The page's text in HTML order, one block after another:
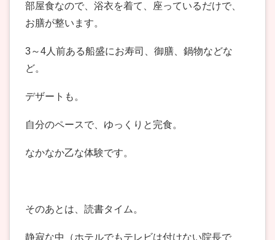
部屋食なので、浴衣を着て、座っているだけで、
お膳が整います。
3～4人前ある船盛にお寿司、御膳、鍋物などな
ど。
デザートも。
自分のペースで、ゆっくりと完食。
なかなか乙な体験です。
そのあとは、読書タイム。
静寂な中（ホテルでもテレビは付けない院長で